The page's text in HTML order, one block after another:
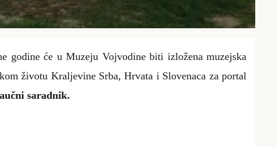
godine će u Muzeju Vojvodine biti izložena muzejska
životu Kraljevine Srba, Hrvata i Slovenaca za portal
saradnik.